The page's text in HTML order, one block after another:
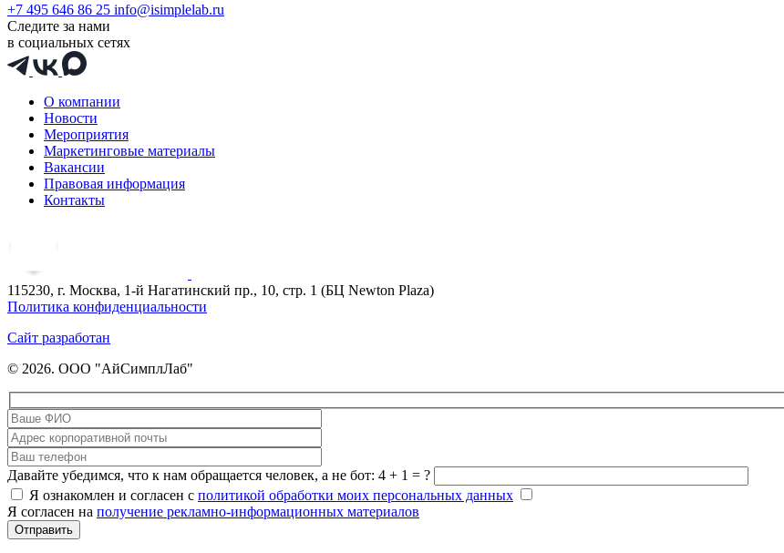
+7 495 646 86 25 info@isimplelab.ru
Следите за нами
в социальных сетях
О компании
Новости
Мероприятия
Маркетинговые материалы
Вакансии
Правовая информация
Контакты
115230, г. Москва, 1-й Нагатинский пр., 10, стр. 1 (БЦ Newton Plaza)
Политика конфиденциальности
Сайт разработан
© 2026. ООО "АйСимплЛаб"
Давайте убедимся, что к нам обращается человек, а не бот: 4 + 1 = ?
Я ознакомлен и согласен с политикой обработки моих персональных данных
Я согласен на получение рекламно-информационных материалов